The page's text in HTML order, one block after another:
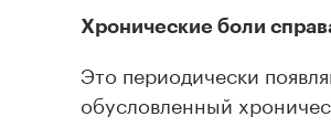
Хронические боли
Это периодически
обусловленный